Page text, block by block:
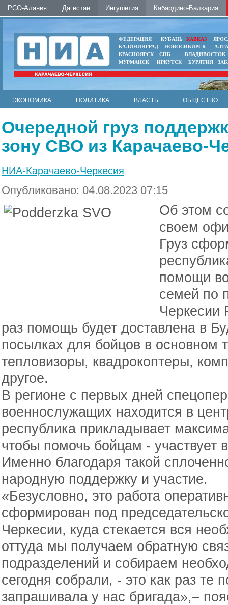
РСО-Алания Дагестан Ингушетия Кабардино-Балкария
ФЕДЕРАЦИЯ КУБАНЬ КАВКАЗ
КАЛИНИНГРАД
НОВОСИБИРСК
КРАСНОЯРСК
СПБ
ВЛАДИВОСТОК
МУРМАНСК
ИРКУТСК БУРЯТИЯ
ЭКОНОМИКА ПОЛИТИКА ВЛАСТЬ
ОБЩЕСТВО
Очередной груз
зону СВО из Карачаево-
НИА-Карачаево-Черкесия
Опубликовано: 04.08.2023 07:15
Об этом
своем
Груз
помощи
семей по
Черкесии
раз помощь будет доставлена в
посылках для бойцов в основном
тепловизоры, квадрокоптеры,
другое.
В регионе с первых дней
военнослужащих находится в
республика прикладывает
чтобы помочь бойцам - участвует
Именно благодаря такой
народную поддержку и участие.
«Безусловно, это работа
сформирован под
Черкесии, куда стекается вся
оттуда мы получаем обратную
подразделений и собираем
сегодня собрали, - это как раз те
запрашивала у нас бригада»,–